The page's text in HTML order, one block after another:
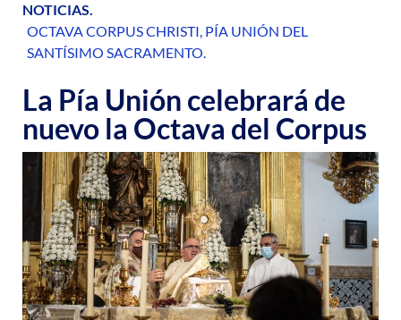
NOTICIAS.
OCTAVA CORPUS CHRISTI, PÍA UNIÓN DEL
SANTÍSIMO SACRAMENTO.
La Pía Unión celebrará de
nuevo la Octava del Corpus